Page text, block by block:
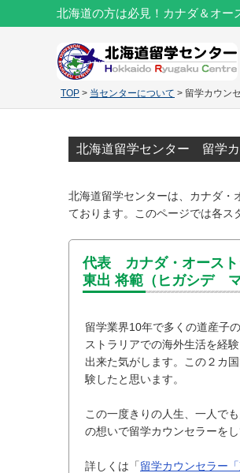
北海道の方は必見！カナダ＆オー
TOP > 当センターについて > 留学カウン
北海道留学センター 留学
北海道留学センターは、カナダ
ております。このページでは各ス
代表 カナダ・オースト
東出 将範（ヒガシデ マ
留学業界10年で多くの道産子
ストラリアでの海外生活を経
出来た気がします。この２カ
験したと思います。
この一度きりの人生、一人で
の想いで留学カウンセラーをし
詳しくは「留学カウンセラー